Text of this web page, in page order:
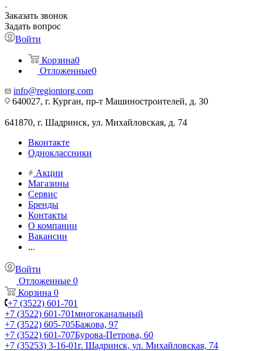
Заказать звонок
Задать вопрос
Войти
Корзина0
Отложенные0
info@regiontorg.com
640027, г. Курган, пр-т Машиностроителей, д. 30
641870, г. Шадринск, ул. Михайловская, д. 74
Вконтакте
Одноклассники
Акции
Магазины
Сервис
Бренды
Контакты
О компании
Вакансии
...
Войти
Отложенные 0
Корзина 0
+7 (3522) 601-701
+7 (3522) 601-701многоканальный
+7 (3522) 605-705Бажова, 97
+7 (3522) 601-707Бурова-Петрова, 60
+7 (35253) 3-16-01г. Шадринск, ул. Михайловская, 74